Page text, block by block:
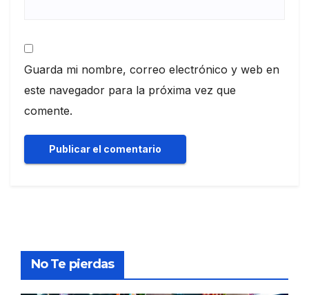
Guarda mi nombre, correo electrónico y web en
este navegador para la próxima vez que
comente.
No Te pierdas